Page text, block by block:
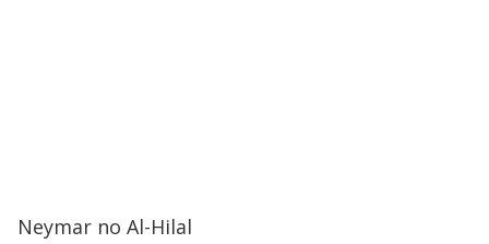
Neymar no Al-Hilal